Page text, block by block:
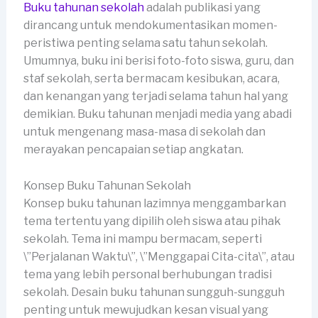
Buku tahunan sekolahadalah publikasi yang
dirancang untuk mendokumentasikan momen-
peristiwa penting selama satu tahun sekolah.
Umumnya, buku ini berisi foto-foto siswa, guru, dan
staf sekolah, serta bermacam kesibukan, acara,
dan kenangan yang terjadi selama tahun hal yang
demikian. Buku tahunan menjadi media yang abadi
untuk mengenang masa-masa di sekolah dan
merayakan pencapaian setiap angkatan.
Konsep Buku Tahunan Sekolah
Konsep buku tahunan lazimnya menggambarkan
tema tertentu yang dipilih oleh siswa atau pihak
sekolah. Tema ini mampu bermacam, seperti
\”Perjalanan Waktu\”, \”Menggapai Cita-cita\”, atau
tema yang lebih personal berhubungan tradisi
sekolah. Desain buku tahunan sungguh-sungguh
penting untuk mewujudkan kesan visual yang